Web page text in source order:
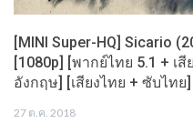
[MINI Super-HQ] Sicario
[1080p] [พากย์ไทย 5.1 + เ
อังกฤษ] [เสียงไทย + ซับไทย]
27 ต.ค. 2018